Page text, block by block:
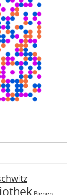
Bienen